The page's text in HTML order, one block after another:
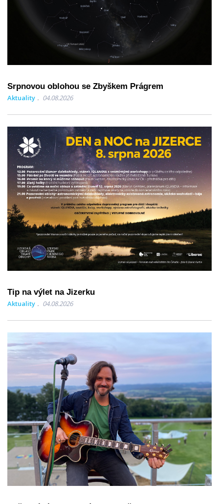
Srpnovou oblohou se Zbyškem Prágrem
Aktuality 04.08.2026
Tip na výlet na Jizerku
Aktuality 04.08.2026